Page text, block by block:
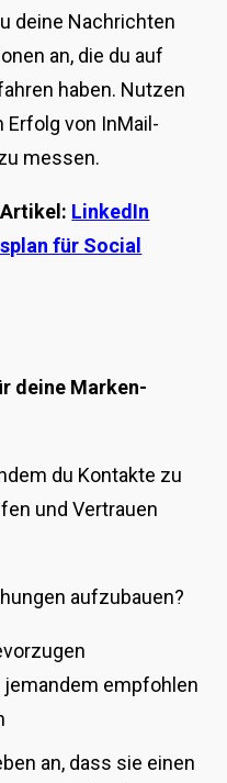
deine Nachrichten
an, die du auf
haben. Nutzen
Erfolg von InMail-
messen.
LinkedIn
für Social
deine Marken-
du Kontakte zu
und Vertrauen
aufzubauen?
empfohlen
an, dass sie einen